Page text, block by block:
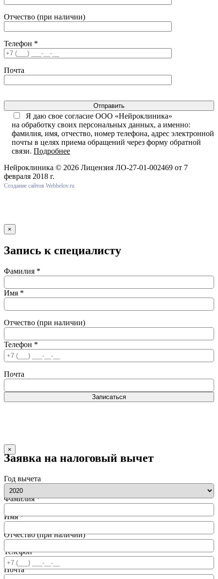
Отчество (при наличии)
Телефон *
Почта
Отправить
Я даю свое согласие ООО «Нейроклиника»
на обработку своих персональных данных, а именно:
фамилия, имя, отчество, номер телефона, адрес электронной
почты в целях приема обращений через форму обратной
связи. Подробнее
Нейроклиника © 2026 Лицензия ЛО-27-01-002469 от 7
февраля 2018 г.
Создание сайтов Webbelov.ru
×
Запись к специалисту
Фамилия *
Имя *
Отчество (при наличии)
Телефон *
Почта
Записаться
×
Заявка на налоговый вычет
Год вычета
Фамилия *
Имя *
Отчество (при наличии)
Телефон *
Почта